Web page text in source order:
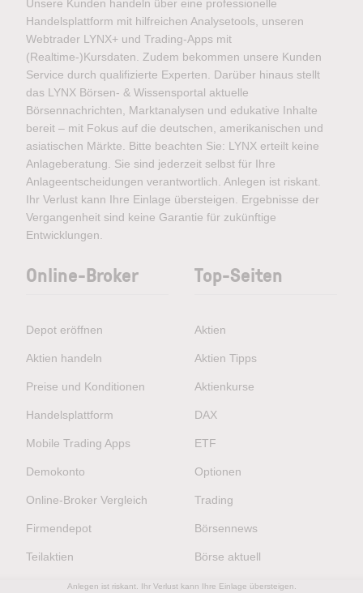
Unsere Kunden handeln über eine professionelle
Handelsplattform mit hilfreichen Analysetools, unseren
Webtrader LYNX+ und Trading-Apps mit
(Realtime-)Kursdaten. Zudem bekommen unsere Kunden
Service durch qualifizierte Experten. Darüber hinaus stellt
das LYNX Börsen- & Wissensportal aktuelle
Börsennachrichten, Marktanalysen und edukative Inhalte
bereit – mit Fokus auf die deutschen, amerikanischen und
asiatischen Märkte. Bitte beachten Sie: LYNX erteilt keine
Anlageberatung. Sie sind jederzeit selbst für Ihre
Anlageentscheidungen verantwortlich. Anlegen ist riskant.
Ihr Verlust kann Ihre Einlage übersteigen. Ergebnisse der
Vergangenheit sind keine Garantie für zukünftige
Entwicklungen.
Online-Broker
Depot eröffnen
Aktien handeln
Preise und Konditionen
Handelsplattform
Mobile Trading Apps
Demokonto
Online-Broker Vergleich
Firmendepot
Teilaktien
Top-Seiten
Aktien
Aktien Tipps
Aktienkurse
DAX
ETF
Optionen
Trading
Börsennews
Börse aktuell
Anlegen ist riskant. Ihr Verlust kann Ihre Einlage übersteigen.